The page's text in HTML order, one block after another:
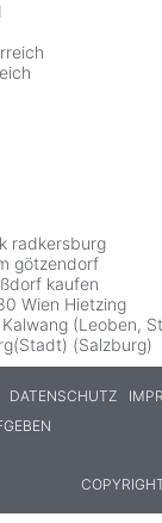
radkersburg
götzendorf
kaufen
Wien Hietzing
(Leoben,
(Salzburg)
DATENSCHUTZ